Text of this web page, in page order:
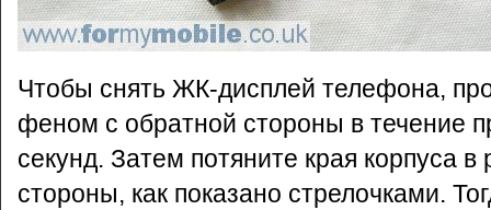
Чтобы снять ЖК-дисплей телефона,
феном с обратной стороны в течение
секунд. Затем потяните края корпуса в
стороны, как показано стрелочками.